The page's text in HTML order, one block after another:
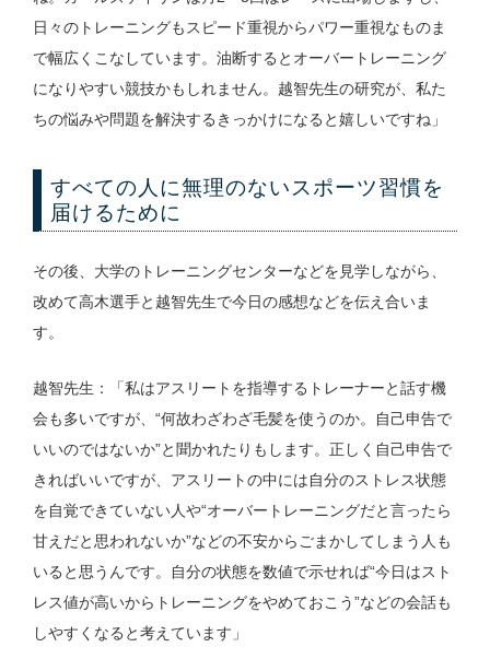
日々のトレーニングもスピード重視からパワー重視なものま
で幅広くこなしています。油断するとオーバートレーニング
になりやすい競技かもしれません。越智先生の研究が、私た
ちの悩みや問題を解決するきっかけになると嬉しいですね」
すべての人に無理のないスポーツ習慣を
届けるために
その後、大学のトレーニングセンターなどを見学しながら、
改めて高木選手と越智先生で今日の感想などを伝え合いま
す。
越智先生：「私はアスリートを指導するトレーナーと話す機
会も多いですが、“何故わざわざ毛髪を使うのか。自己申告で
いいのではないか”と聞かれたりもします。正しく自己申告で
きればいいですが、アスリートの中には自分のストレス状態
を自覚できていない人や“オーバートレーニングだと言ったら
甘えだと思われないか”などの不安からごまかしてしまう人も
いると思うんです。自分の状態を数値で示せれば“今日はスト
レス値が高いからトレーニングをやめておこう”などの会話も
しやすくなると考えています」